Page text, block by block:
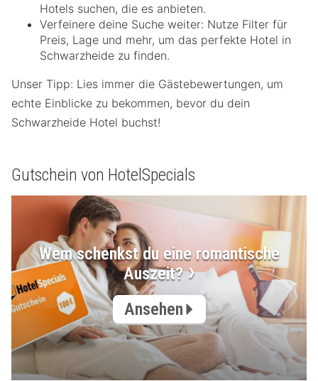
Hotels suchen, die es anbieten.
Verfeinere deine Suche weiter: Nutze Filter für
Preis, Lage und mehr, um das perfekte Hotel in
Schwarzheide zu finden.
Unser Tipp: Lies immer die Gästebewertungen, um
echte Einblicke zu bekommen, bevor du dein
Schwarzheide Hotel buchst!
Gutschein von HotelSpecials
Wem schenkst du eine romantische
Auszeit?
Ansehen